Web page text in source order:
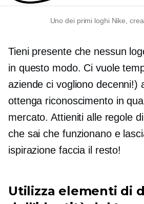
Uno dei primi loghi Nike,
Tieni presente che nessun
in questo modo. Ci vuole
aziende ci vogliono decenni!)
ottenga riconoscimento in
mercato. Attieniti alle regole
che sai che funzionano e
ispirazione faccia il resto!
Utilizza elementi di